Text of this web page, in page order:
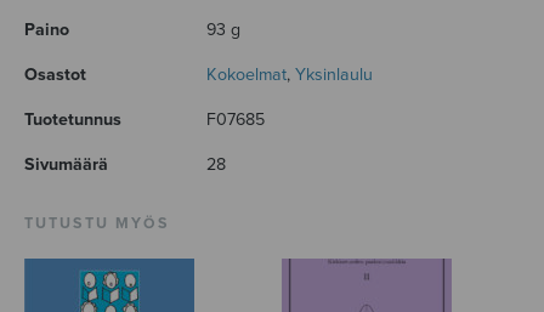
Paino 93 g
Osastot Kokoelmat, Yksinlaulu
Tuotetunnus F07685
Sivumäärä 28
TUTUSTU MYÖS